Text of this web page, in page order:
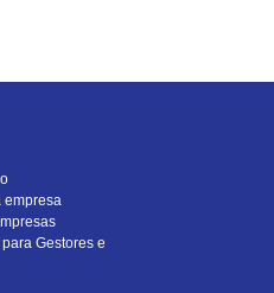
empresa
Gestores e